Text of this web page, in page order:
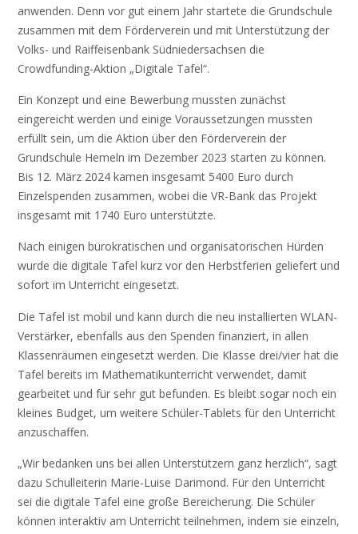
anwenden. Denn vor gut einem Jahr startete die Grundschule
zusammen mit dem Förderverein und mit Unterstützung der
Volks- und Raiffeisenbank Südniedersachsen die
Crowdfunding-Aktion „Digitale Tafel“.
Ein Konzept und eine Bewerbung mussten zunächst
eingereicht werden und einige Voraussetzungen mussten
erfüllt sein, um die Aktion über den Förderverein der
Grundschule Hemeln im Dezember 2023 starten zu können.
Bis 12. März 2024 kamen insgesamt 5400 Euro durch
Einzelspenden zusammen, wobei die VR-Bank das Projekt
insgesamt mit 1740 Euro unterstützte.
Nach einigen bürokratischen und organisatorischen Hürden
wurde die digitale Tafel kurz vor den Herbstferien geliefert und
sofort im Unterricht eingesetzt.
Die Tafel ist mobil und kann durch die neu installierten WLAN-
Verstärker, ebenfalls aus den Spenden finanziert, in allen
Klassenräumen eingesetzt werden. Die Klasse drei/vier hat die
Tafel bereits im Mathematikunterricht verwendet, damit
gearbeitet und für sehr gut befunden. Es bleibt sogar noch ein
kleines Budget, um weitere Schüler-Tablets für den Unterricht
anzuschaffen.
„Wir bedanken uns bei allen Unterstützern ganz herzlich“, sagt
dazu Schulleiterin Marie-Luise Darimond. Für den Unterricht
sei die digitale Tafel eine große Bereicherung. Die Schüler
können interaktiv am Unterricht teilnehmen, indem sie einzeln,